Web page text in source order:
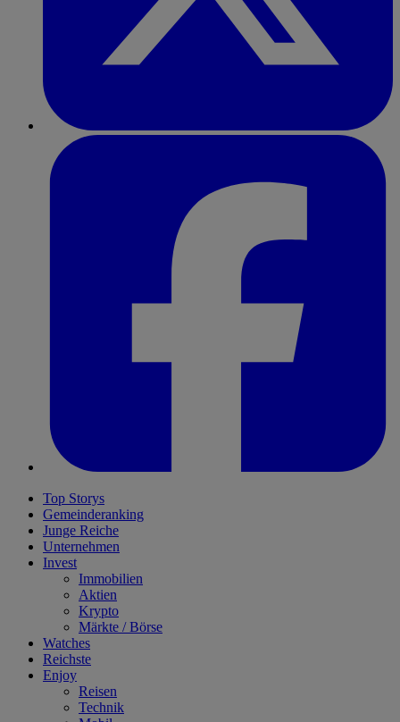
Top Storys
Gemeinderanking
Junge Reiche
Unternehmen
Invest
Immobilien
Aktien
Krypto
Märkte / Börse
Watches
Reichste
Enjoy
Reisen
Technik